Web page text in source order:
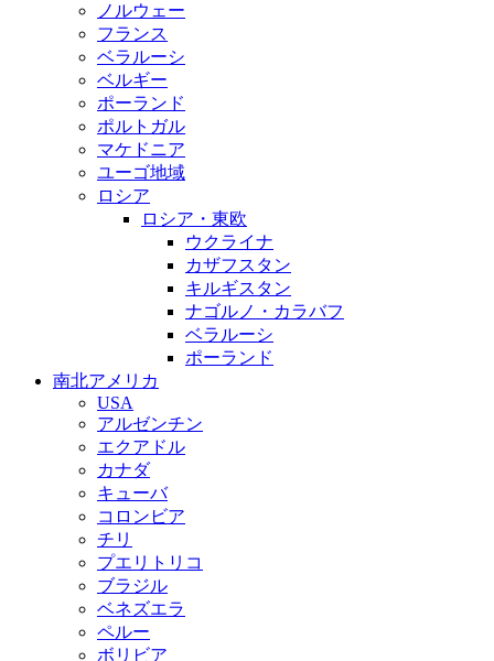
ノルウェー
フランス
ベラルーシ
ベルギー
ポーランド
ポルトガル
マケドニア
ユーゴ地域
ロシア
ロシア・東欧
ウクライナ
カザフスタン
キルギスタン
ナゴルノ・カラバフ
ベラルーシ
ポーランド
南北アメリカ
USA
アルゼンチン
エクアドル
カナダ
キューバ
コロンビア
チリ
プエリトリコ
ブラジル
ベネズエラ
ペルー
ボリビア